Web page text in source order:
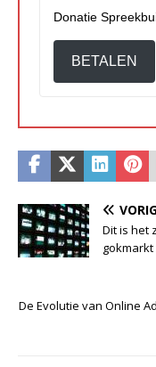
Donatie
BETALEN
Dit is het
De Evolutie van Online